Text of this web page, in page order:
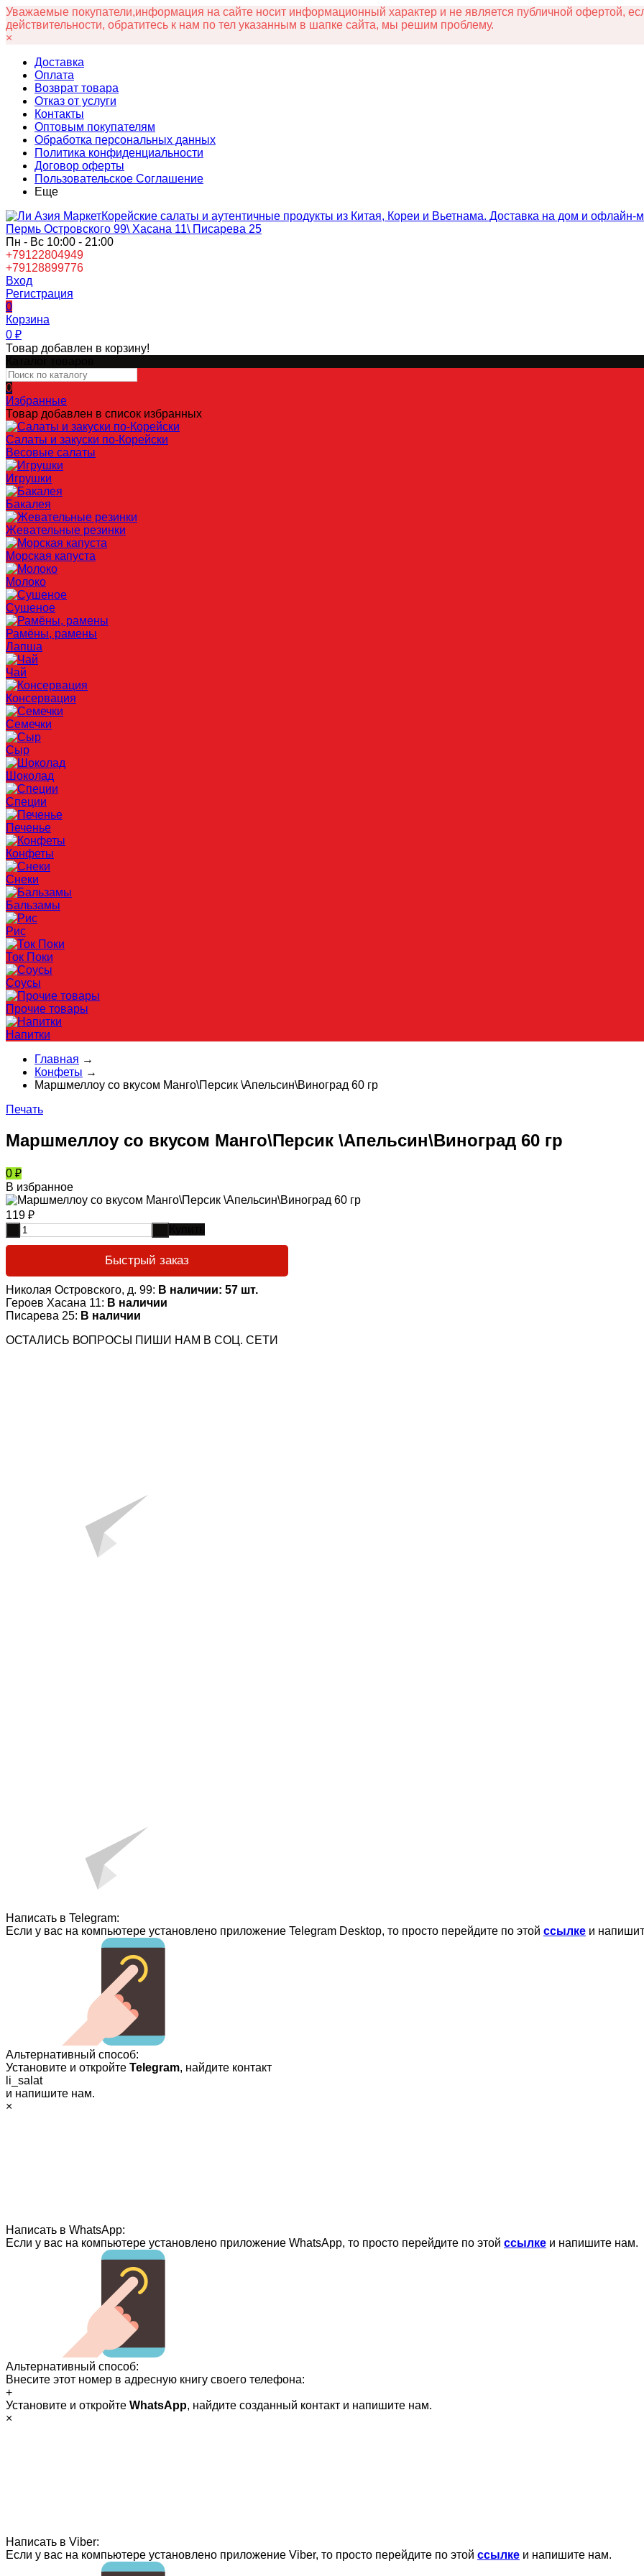
Уважаемые покупатели,информация на сайте носит информационный характер и не является публичной офертой,
действительности, обратитесь к нам по тел указанным в шапке сайта, мы решим проблему.
×
Доставка
Оплата
Возврат товара
Отказ от услуги
Контакты
Оптовым покупателям
Обработка персональных данных
Политика конфиденциальности
Договор оферты
Пользовательское Соглашение
Еще
Корейские салаты и аутентичные продукты из Китая, Кореи и Вьетнама. Доставка на дом и
Пермь Островского 99\ Хасана 11\ Писарева 25
Пн - Вс 10:00 - 21:00
+79122804949
+79128899776
Вход
Регистрация
0
Корзина
0 ₽
Товар добавлен в корзину!
0
Избранные
Товар добавлен в список избранных
Салаты и закуски по-Корейски
Весовые салаты
Игрушки
Бакалея
Жевательные резинки
Морская капуста
Молоко
Сушеное
Рамёны, рамены
Лапша
Чай
Консервация
Семечки
Сыр
Шоколад
Специи
Печенье
Конфеты
Снеки
Бальзамы
Рис
Ток Поки
Соусы
Прочие товары
Напитки
Главная →
Конфеты →
Маршмеллоу со вкусом Манго\Персик \Апельсин\Виноград 60 гр
Печать
Маршмеллоу со вкусом Манго\Персик \Апельсин\Виноград 60 гр
0 ₽
В избранное
119 ₽
Быстрый заказ
Николая Островского, д. 99: В наличии: 57 шт.
Героев Хасана 11: В наличии
Писарева 25: В наличии
ОСТАЛИСЬ ВОПРОСЫ ПИШИ НАМ В СОЦ. СЕТИ
Написать в Telegram:
Если у вас на компьютере установлено приложение Telegram Desktop, то просто перейдите по этой ссылке и
Альтернативный способ:
Установите и откройте Telegram, найдите контакт
li_salat
и напишите нам.
×
Написать в WhatsApp:
Если у вас на компьютере установлено приложение WhatsApp, то просто перейдите по этой ссылке и напишите нам.
Альтернативный способ:
Внесите этот номер в адресную книгу своего телефона:
+
Установите и откройте WhatsApp, найдите созданный контакт и напишите нам.
×
Написать в Viber:
Если у вас на компьютере установлено приложение Viber, то просто перейдите по этой ссылке и напишите нам.